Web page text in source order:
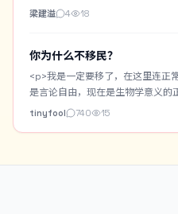
色定妆图。之后生图可以直接调用AI模
src="/upload/thread/202608/
26b60323cbed" /> 这是主界面的提示词瀑布流，支持关键词或标签
搜索： <img src="/upload/
48b4-aeff-
832f-223aa6c6fa81" /> 这是提
（https://prompt.jintao.co.uk/
梁建溢 4 18
你为什么不移民？
<p>我是一定要移了，在这里连正
是言论自由，现在是生物学意义的正常呼
么不移民？</p>
tinyfool 740 15